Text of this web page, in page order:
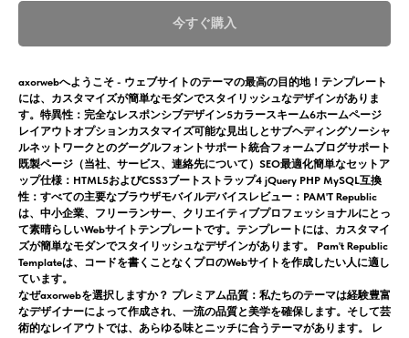
今すぐ購入
axorwebへようこそ - ウェブサイトのテーマの最高の目的地！テンプレート
には、カスタマイズが簡単なモダンでスタイリッシュなデザインがありま
す。特異性：完全なレスポンシブデザイン5カラースキーム6ホームページ
レイアウトオプションカスタマイズ可能な見出しとサブヘディングソーシャ
ルネットワークとのグーグルフォントサポート統合フォームブログサポート
既製ページ（当社、サービス、連絡先について）SEO最適化簡単なセットア
ップ仕様：HTML5およびCSS3ブートストラップ4 jQuery PHP MySQL互換
性：すべての主要なブラウザモバイルデバイスレビュー：PAM'T Republic
は、中小企業、フリーランサー、クリエイティブプロフェッショナルにとっ
て素晴らしいWebサイトテンプレートです。テンプレートには、カスタマイ
ズが簡単なモダンでスタイリッシュなデザインがあります。 Pam't Republic
Templateは、コードを書くことなくプロのWebサイトを作成したい人に適し
ています。
なぜaxorwebを選択しますか？ プレミアム品質： 私たちのテーマは経験豊富
なデザイナーによって作成され、一流の品質と美学を確保します。そして芸
術的なレイアウトでは、あらゆる味とニッチに合うテーマがあります。 レ